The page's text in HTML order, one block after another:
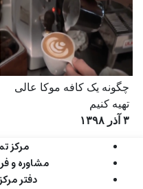
4,145
چگونه یک کافه موکا عالی
تهیه کنیم
۳ آذر ۱۳۹۸
مرکز
مشاوره و
دفتر